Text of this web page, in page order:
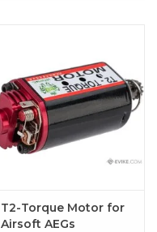
T2-Torque Motor for
Airsoft AEGs